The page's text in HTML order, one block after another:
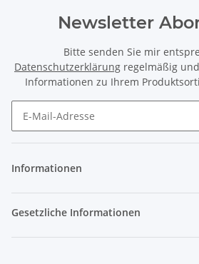
Newsletter
Bitte senden Sie mir
Datenschutzerklärung regelmäßig
Informationen zu Ihrem
Informationen
Gesetzliche Informationen